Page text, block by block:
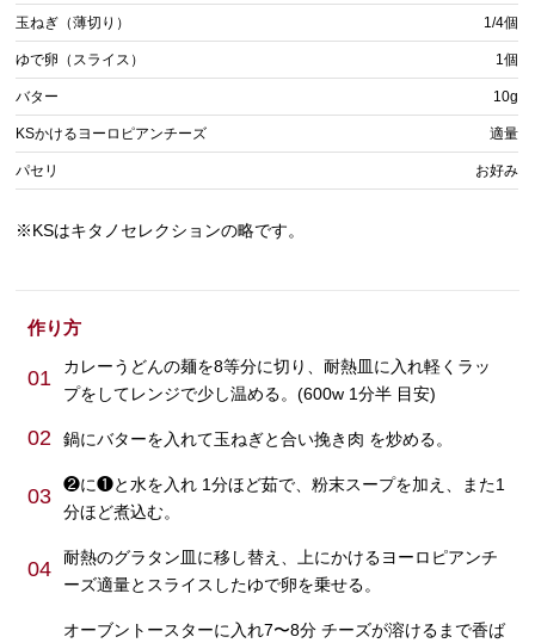
玉ねぎ（薄切り） 1/4個
ゆで卵（スライス） 1個
バター 10g
KSかけるヨーロピアンチーズ 適量
パセリ お好み
※KSはキタノセレクションの略です。
作り方
01
カレーうどんの麺を8等分に切り、耐熱皿に入れ軽くラッ
プをしてレンジで少し温める。(600w 1分半 目安)
02 鍋にバターを入れて玉ねぎと合い挽き肉 を炒める。
03
❷に❶と水を入れ 1分ほど茹で、粉末スープを加え、また1
分ほど煮込む。
04
耐熱のグラタン皿に移し替え、上にかけるヨーロピアンチ
ーズ適量とスライスしたゆで卵を乗せる。
オーブントースターに入れ7〜8分 チーズが溶けるまで香ば